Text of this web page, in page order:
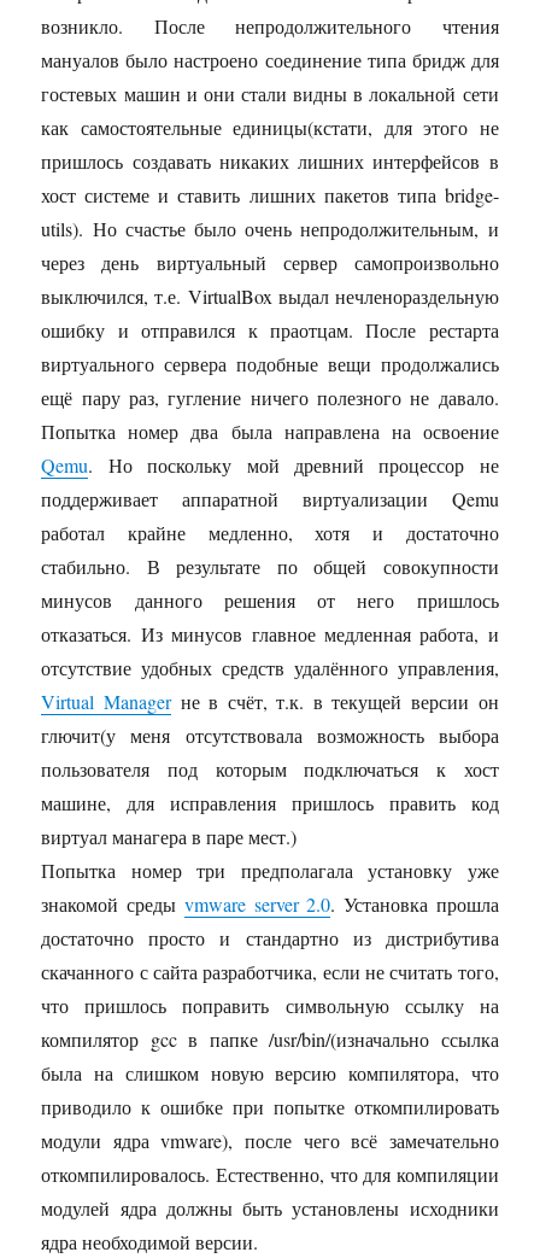
возникло. После непродолжительного чтения
мануалов было настроено соединение типа бридж для
гостевых машин и они стали видны в локальной сети
как самостоятельные единицы(кстати, для этого не
пришлось создавать никаких лишних интерфейсов в
хост системе и ставить лишних пакетов типа bridge-
utils). Но счастье было очень непродолжительным, и
через день виртуальный сервер самопроизвольно
выключился, т.е. VirtualBox выдал нечленораздельную
ошибку и отправился к праотцам. После рестарта
виртуального сервера подобные вещи продолжались
ещё пару раз, гугление ничего полезного не давало.
Попытка номер два была направлена на освоение
Qemu. Но поскольку мой древний процессор не
поддерживает аппаратной виртуализации Qemu
работал крайне медленно, хотя и достаточно
стабильно. В результате по общей совокупности
минусов данного решения от него пришлось
отказаться. Из минусов главное медленная работа, и
отсутствие удобных средств удалённого управления,
Virtual Managerне в счёт, т.к. в текущей версии он
глючит(у меня отсутствовала возможность выбора
пользователя под которым подключаться к хост
машине, для исправления пришлось править код
виртуал манагера в паре мест.)
Попытка номер три предполагала установку уже
знакомой среды vmware server 2.0. Установка прошла
достаточно просто и стандартно из дистрибутива
скачанного с сайта разработчика, если не считать того,
что пришлось поправить символьную ссылку на
компилятор gcc в папке /usr/bin/(изначально ссылка
была на слишком новую версию компилятора, что
приводило к ошибке при попытке откомпилировать
модули ядра vmware), после чего всё замечательно
откомпилировалось. Естественно, что для компиляции
модулей ядра должны быть установлены исходники
ядра необходимой версии.